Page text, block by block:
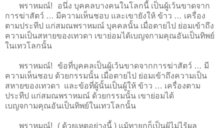
พราหมณ์! อนึ่ง บุคคลบางคนในโลกนี้ เป็นผู้เว้นขาดจาก
การฆ่าสัตว์ … มีความเห็นชอบ และเขายังให้ ข้าว … เครื่อง
ตามประทีป แก่สมณพราหมณ์ บุคคลนั้น เมื่อตายไป ย่อมเข้าถึง
ความเป็นสหายของเทวดา เขาย่อมได้เบญจกามคุณอันเป็นทิพย์
ในเทวโลกนั้น
พราหมณ์! ข้อที่บุคคลเป็นผู้เว้นขาดจากการฆ่าสัตว์ … มี
ความเห็นชอบ ด้วยกรรมนั้น เมื่อตายไป ย่อมเข้าถึงความเป็น
สหายของเทวดา และข้อที่ผู้นั้นเป็นผู้ให้ ข้าว … เครื่องตาม
ประทีป แก่สมณพราหมณ์ ด้วยกรรมนั้น เขาย่อมได้
เบญจกามคุณอันเป็นทิพย์ในเทวโลกนั้น
พราหมณ์! ( ด้วยเหตุอย่างนี้ ) แม้ทายกก็เป็นผู้ไม่ไร้ผล